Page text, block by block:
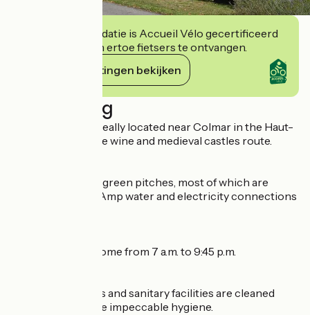
Deze accommodatie is Accueil Vélo gecertificeerd
en verbindt zich ertoe fietsers te ontvangen.
Haar verplichtingen bekijken
Beschrijving
The campsite is ideally located near Colmar in the Haut-
Rhin region, on the wine and medieval castles route.
It offers spacious, green pitches, most of which are
equipped with 16 Amp water and electricity connections
Vehicles are welcome from 7 a.m. to 9:45 p.m.
Our mobile homes and sanitary facilities are cleaned
regularly to ensure impeccable hygiene.